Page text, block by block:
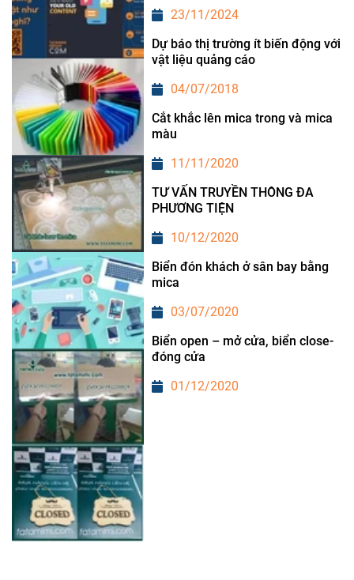
23/11/2024
Dự báo thị trường ít biến động với
vật liệu quảng cáo
04/07/2018
Cắt khắc lên mica trong và mica
màu
11/11/2020
TƯ VẤN TRUYỀN THÔNG ĐA
PHƯƠNG TIỆN
10/12/2020
Biển đón khách ở sân bay bằng
mica
03/07/2020
Biển open – mở cửa, biển close-
đóng cửa
01/12/2020